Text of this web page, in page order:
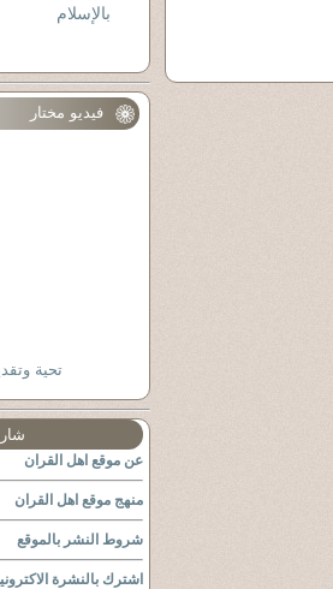
بالإسلام
فيديو مختار
تحية
عن موقع اهل القران
منهج موقع اهل القران
شروط النشر بالموقع
اشترك بالنشرة